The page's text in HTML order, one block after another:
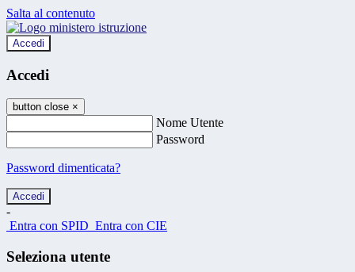
Salta al contenuto
Accedi
Accedi
button close ×
Nome Utente
Password
Password dimenticata?
-
Entra con SPID Entra con CIE
Seleziona utente